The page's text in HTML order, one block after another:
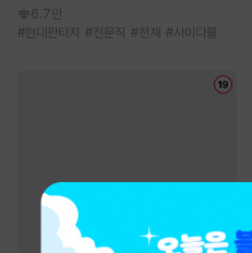
6.7만
#현대판타지 #전문직 #천재 #사이다물